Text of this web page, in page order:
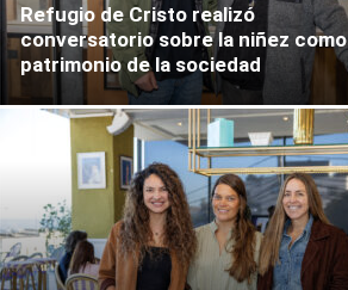
Refugio de Cristo realizó
conversatorio sobre la niñez como
patrimonio de la sociedad